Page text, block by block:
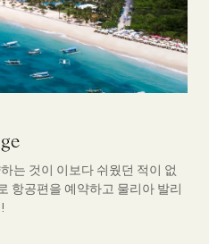
는 것이 이보다 쉬웠던 적이 없
항공편을 예약하고 물리아 발리